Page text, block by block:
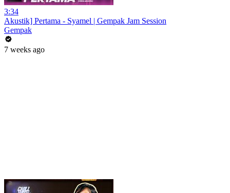
3:34
Akustik] Pertama - Syamel | Gempak Jam Session
Gempak
7 weeks ago